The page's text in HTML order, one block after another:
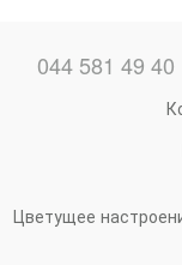
044 581 49 40
Цветущее